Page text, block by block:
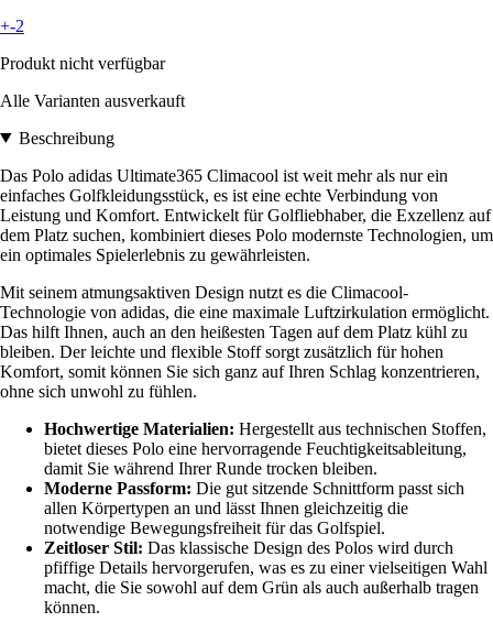
+-2
Produkt nicht verfügbar
Alle Varianten ausverkauft
Beschreibung
Das Polo adidas Ultimate365 Climacool ist weit mehr als nur ein
einfaches Golfkleidungsstück, es ist eine echte Verbindung von
Leistung und Komfort. Entwickelt für Golfliebhaber, die Exzellenz auf
dem Platz suchen, kombiniert dieses Polo modernste Technologien, um
ein optimales Spielerlebnis zu gewährleisten.
Mit seinem atmungsaktiven Design nutzt es die Climacool-
Technologie von adidas, die eine maximale Luftzirkulation ermöglicht.
Das hilft Ihnen, auch an den heißesten Tagen auf dem Platz kühl zu
bleiben. Der leichte und flexible Stoff sorgt zusätzlich für hohen
Komfort, somit können Sie sich ganz auf Ihren Schlag konzentrieren,
ohne sich unwohl zu fühlen.
Hochwertige Materialien: Hergestellt aus technischen Stoffen,
bietet dieses Polo eine hervorragende Feuchtigkeitsableitung,
damit Sie während Ihrer Runde trocken bleiben.
Moderne Passform: Die gut sitzende Schnittform passt sich
allen Körpertypen an und lässt Ihnen gleichzeitig die
notwendige Bewegungsfreiheit für das Golfspiel.
Zeitloser Stil: Das klassische Design des Polos wird durch
pfiffige Details hervorgerufen, was es zu einer vielseitigen Wahl
macht, die Sie sowohl auf dem Grün als auch außerhalb tragen
können.